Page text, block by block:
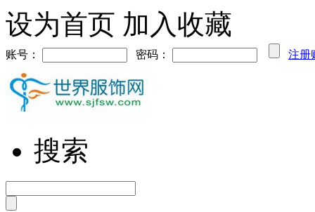
设为首页 加入收藏
账号： 密码： 注册
搜索